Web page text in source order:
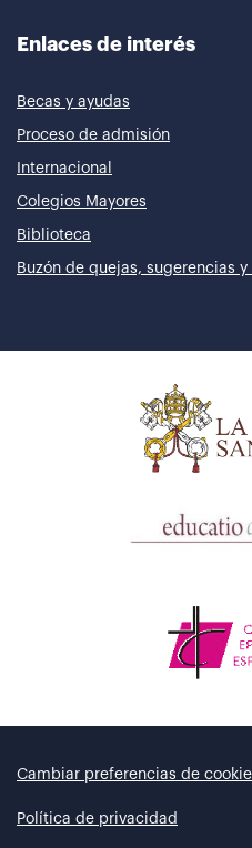
Enlaces de interés
Becas y ayudas
Proceso de admisión
Internacional
Colegios Mayores
Biblioteca
Buzón de quejas, sugerencias
Cambiar preferencias de
Política de privacidad